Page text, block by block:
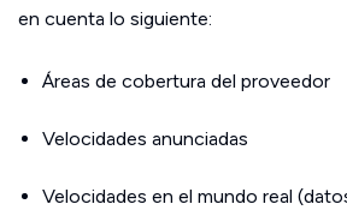
en cuenta lo siguiente:
Áreas de cobertura del proveedor
Velocidades anunciadas
Velocidades en el mundo real